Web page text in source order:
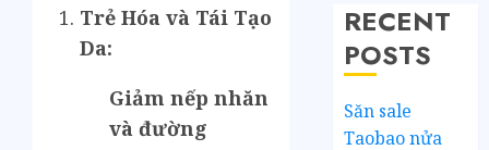
Trẻ Hóa và Tái Tạo
Da:
Giảm nếp nhăn
và đường
RECENT
POSTS
Săn sale
Taobao nửa